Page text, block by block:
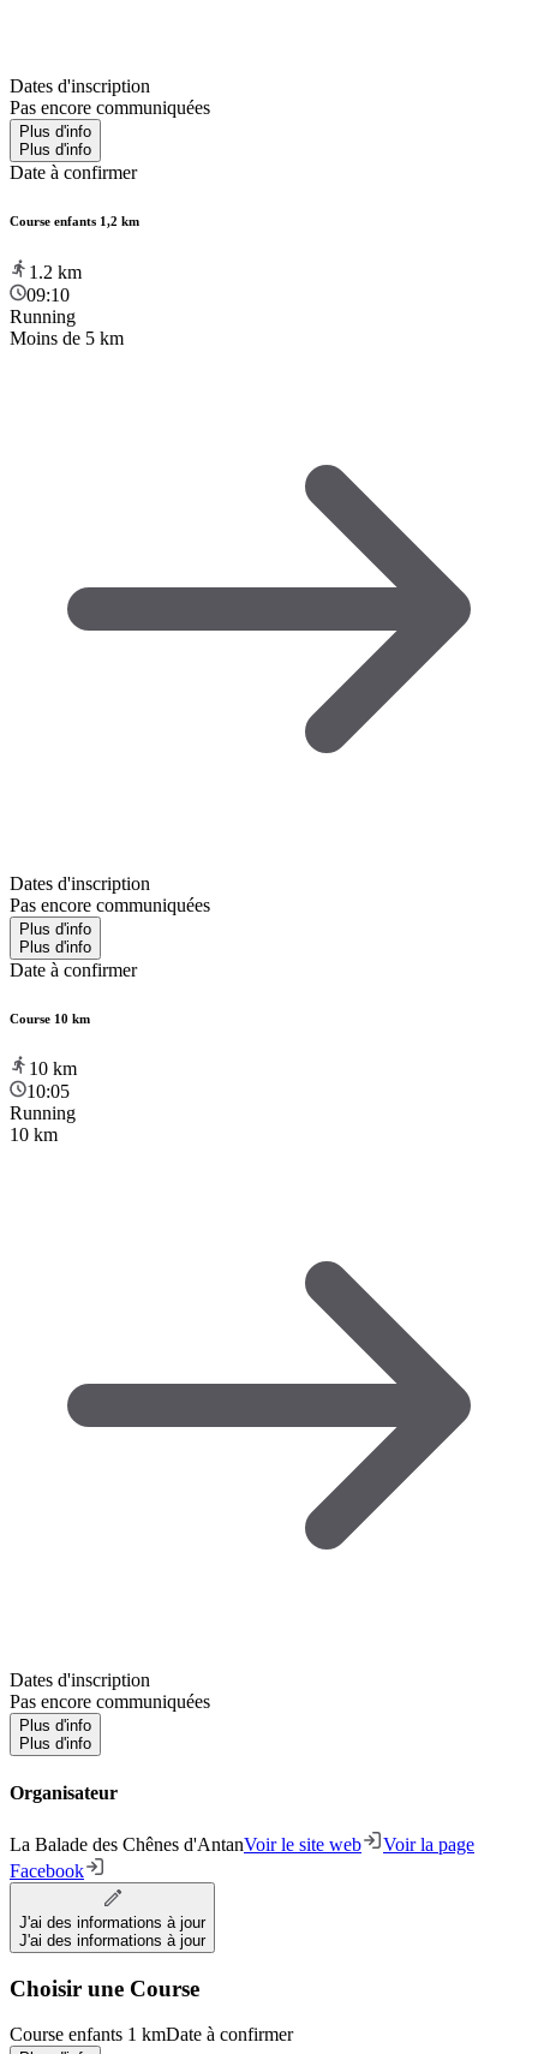
Dates d'inscription
Pas encore communiquées
Plus d'info
Plus d'info
Date à confirmer
Course enfants 1,2 km
1.2 km
09:10
Running
Moins de 5 km
Dates d'inscription
Pas encore communiquées
Plus d'info
Plus d'info
Date à confirmer
Course 10 km
10 km
10:05
Running
10 km
Dates d'inscription
Pas encore communiquées
Plus d'info
Plus d'info
Organisateur
La Balade des Chênes d'AntanVoir le site web
Voir la page
Facebook
J'ai des informations à jour
J'ai des informations à jour
Choisir une Course
Course enfants 1 kmDate à confirmer